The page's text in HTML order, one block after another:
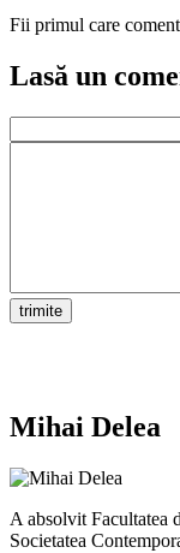
Fii primul care
Lasă un
Mihai Delea
A absolvit Facultatea
Societatea